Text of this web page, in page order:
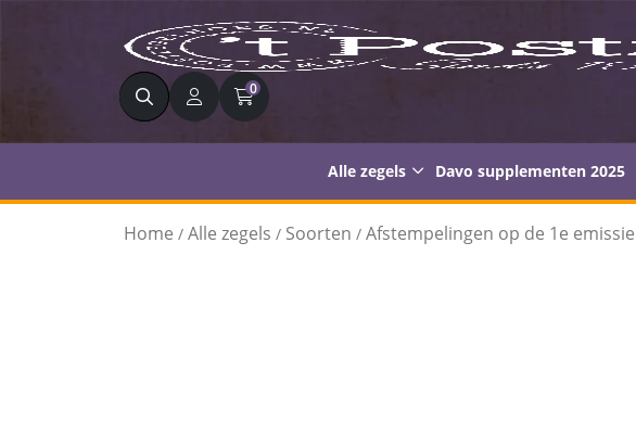
Zoeken 0
Alle zegels Davo supplementen 2025
Home / Alle zegels / Soorten / Afstempelingen op de 1e emissie